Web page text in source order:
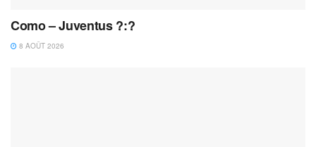
Como – Juventus ?:?
8 AOÛT 2026